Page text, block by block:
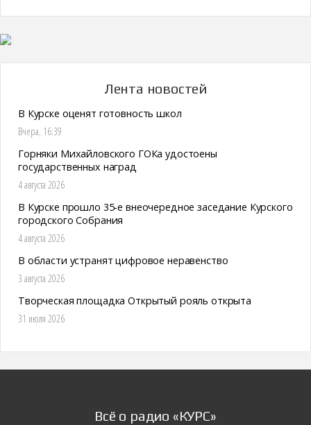
Лента новостей
В Курске оценят готовность школ
Вчера, 16:39
Горняки Михайловского ГОКа удостоены
государственных наград
4 августа 2026
В Курске прошло 35-е внеочередное заседание Курского
городского Собрания
4 августа 2026
В области устранят цифровое неравенство
3 августа 2026
Творческая площадка Открытый рояль открыта
31 июля 2026
Всё о радио «КУРС»